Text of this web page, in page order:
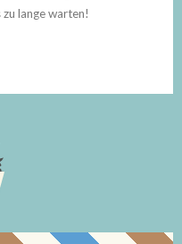
lange warten!